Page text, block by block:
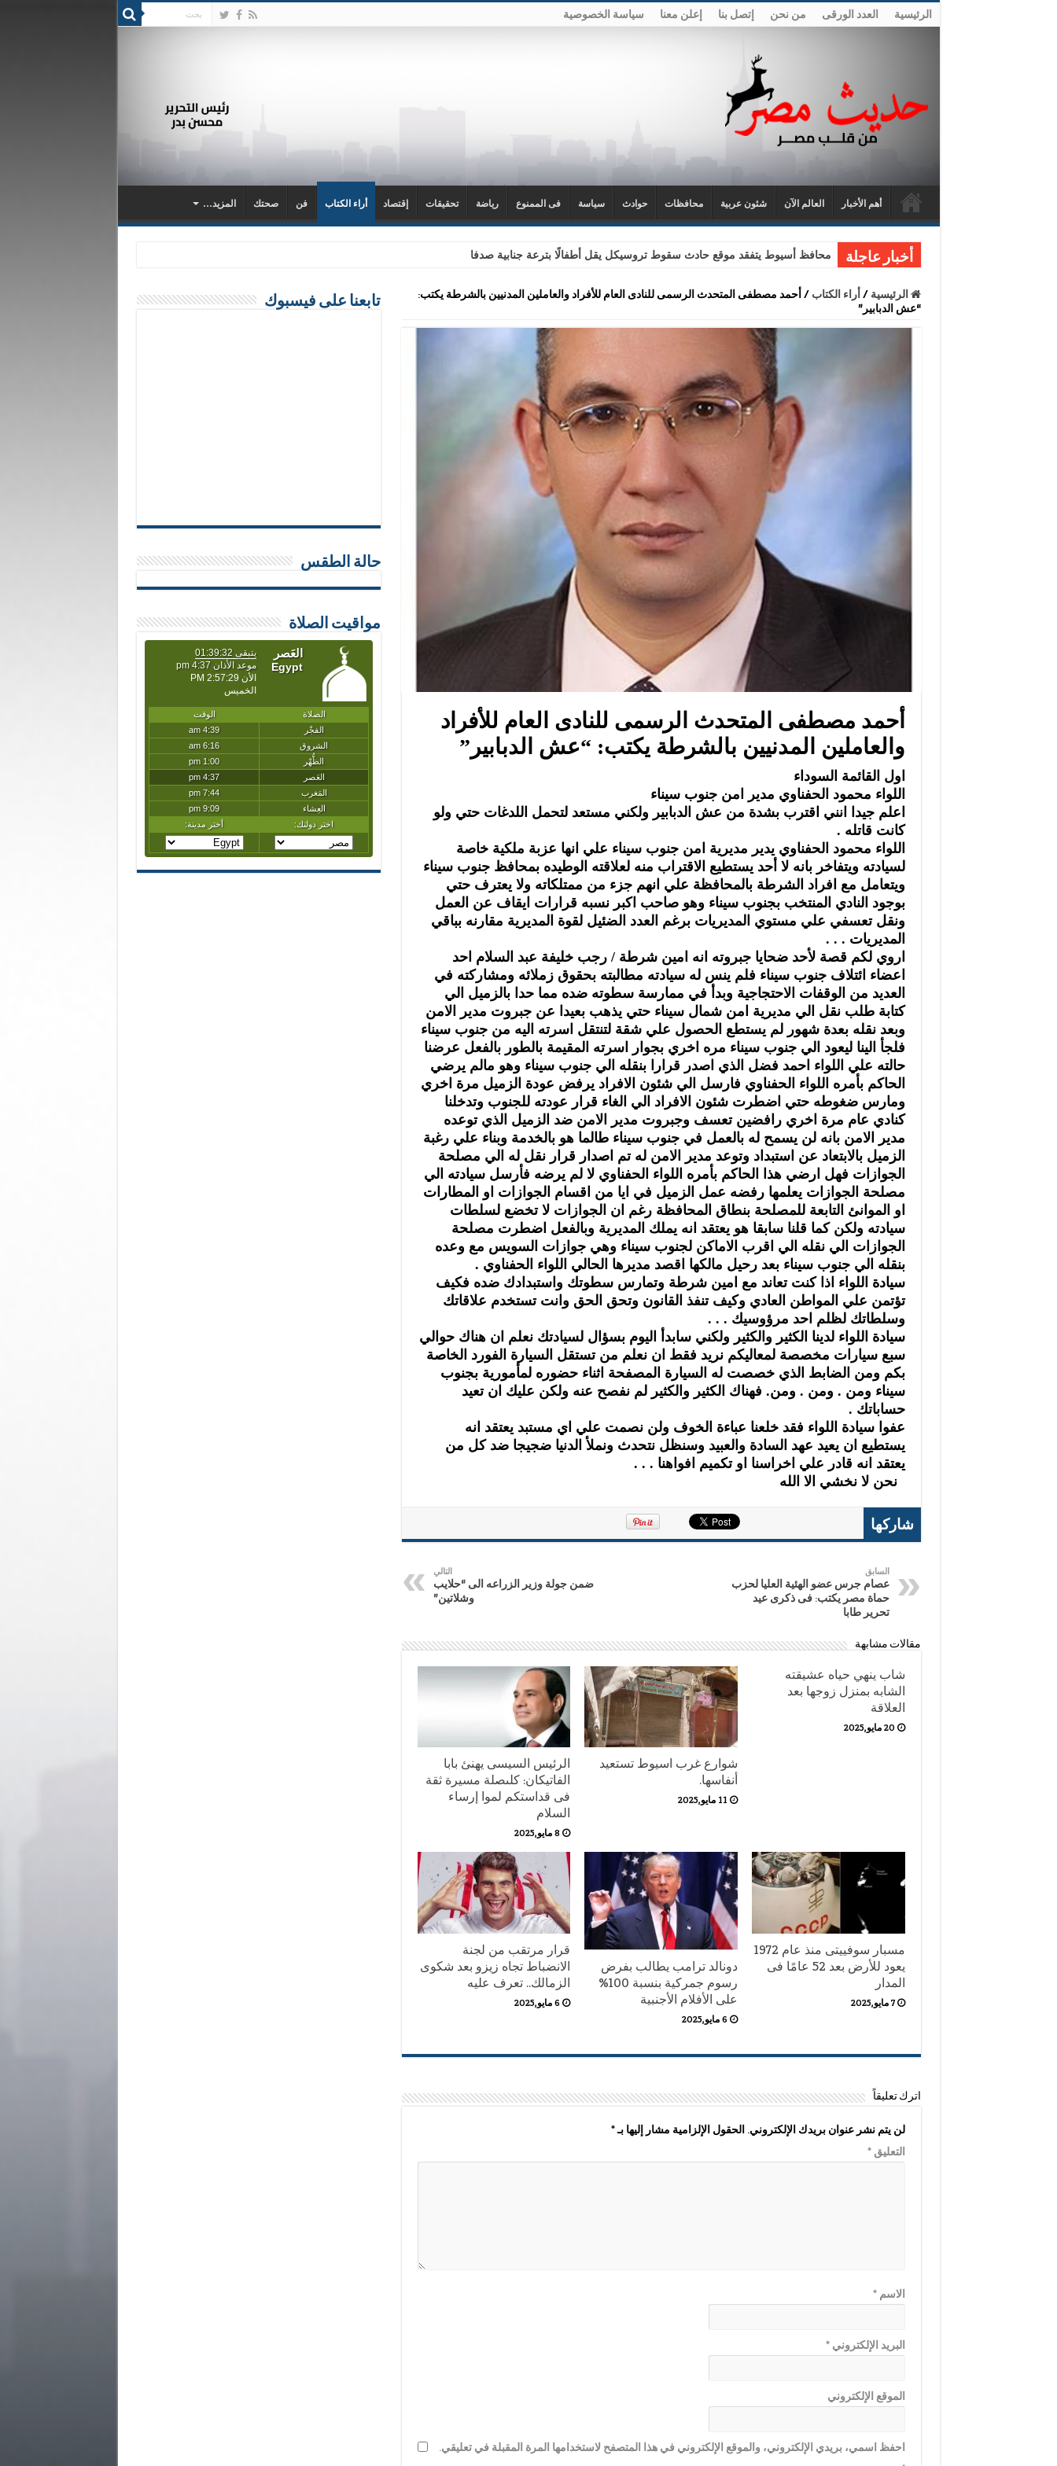
الرئيسية العدد الورقى من نحن إتصل بنا إعلن معنا سياسة الخصوصية
أهم الأخبار العالم الآن شئون عربية محافظات حوادث سياسة فى الممنوع رياضة تحقيقات إقتصاد أراء الكتاب فن صحتك المزيد…
أخبار عاجلة محافظ أسيوط يتفقد موقع حادث سقوط تروسيكل يقل أطفالًا بترعة جنابية صدفا
الرئيسية /أراء الكتاب /أحمد مصطفى المتحدث الرسمى للنادى العام للأفراد والعاملين المدنيين بالشرطة يكتب:
“عش الدبابير”
أحمد مصطفى المتحدث الرسمى للنادى العام للأفراد
والعاملين المدنيين بالشرطة يكتب: “عش الدبابير”
اول القائمة السوداء
اللواء محمود الحفناوي مدير امن جنوب سيناء
اعلم جيدا انني اقترب بشدة من عش الدبابير ولكني مستعد لتحمل اللدغات حتي ولو
كانت قاتله .
اللواء محمود الحفناوي يدير مديرية امن جنوب سيناء علي انها عزبة ملكية خاصة
لسيادته ويتفاخر بانه لا أحد يستطيع الاقتراب منه لعلاقته الوطيده بمحافظ جنوب سيناء
ويتعامل مع افراد الشرطة بالمحافظة علي انهم جزء من ممتلكاته ولا يعترف حتي
بوجود النادي المنتخب بجنوب سيناء وهو صاحب اكبر نسبه قرارات ايقاف عن العمل
ونقل تعسفي علي مستوي المديريات برغم العدد الضئيل لقوة المديرية مقارنه بباقي
المديريات . . .
اروي لكم قصة لأحد ضحايا جبروته انه امين شرطة / رجب خليفة عبد السلام احد
اعضاء ائتلاف جنوب سيناء فلم ينس له سيادته مطالبته بحقوق زملائه ومشاركته في
العديد من الوقفات الاحتجاجية وبدأ في ممارسة سطوته ضده مما حدا بالزميل الي
كتابة طلب نقل الي مديرية امن شمال سيناء حتي يذهب بعيدا عن جبروت مدير الامن
وبعد نقله بعدة شهور لم يستطع الحصول علي شقة لتنتقل اسرته اليه من جنوب سيناء
فلجأ الينا ليعود الي جنوب سيناء مره اخري بجوار اسرته المقيمة بالطور بالفعل عرضنا
حالته علي اللواء احمد فضل الذي اصدر قرارا بنقله الي جنوب سيناء وهو مالم يرضي
الحاكم بأمره اللواء الحفناوي فارسل الي شئون الافراد يرفض عودة الزميل مرة اخري
ومارس ضغوطه حتي اضطرت شئون الافراد الي الغاء قرار عودته للجنوب وتدخلنا
كنادي عام مرة اخري رافضين تعسف وجبروت مدير الامن ضد الزميل الذي توعده
مدير الامن بانه لن يسمح له بالعمل في جنوب سيناء طالما هو بالخدمة وبناء علي رغبة
الزميل بالابتعاد عن استبداد وتوعد مدير الامن له تم اصدار قرار نقل له الي مصلحة
الجوازات فهل ارضي هذا الحاكم بأمره اللواء الحفناوي لا لم يرضه فأرسل سيادته الي
مصلحة الجوازات يعلمها رفضه عمل الزميل في ايا من اقسام الجوازات او المطارات
او الموانئ التابعة للمصلحة بنطاق المحافظة رغم ان الجوازات لا تخضع لسلطات
سيادته ولكن كما قلنا سابقا هو يعتقد انه يملك المديرية وبالفعل اضطرت مصلحة
الجوازات الي نقله الي اقرب الاماكن لجنوب سيناء وهي جوازات السويس مع وعده
بنقله الي جنوب سيناء بعد رحيل مالكها اقصد مديرها الحالي اللواء الحفناوي .
سيادة اللواء اذا كنت تعاند مع امين شرطة وتمارس سطوتك واستبدادك ضده فكيف
تؤتمن علي المواطن العادي وكيف تنفذ القانون وتحق الحق وانت تستخدم علاقاتك
وسلطاتك لظلم احد مرؤوسيك . . .
سيادة اللواء لدينا الكثير والكثير ولكني سابدأ اليوم بسؤال لسيادتك نعلم ان هناك حوالي
سبع سيارات مخصصة لمعاليكم نريد فقط ان نعلم من تستقل السيارة الفورد الخاصة
بكم ومن الضابط الذي خصصت له السيارة المصفحة اثناء حضوره لمأمورية بجنوب
سيناء ومن . ومن . ومن. فهناك الكثير والكثير لم نفصح عنه ولكن عليك ان تعيد
حساباتك .
عفوا سيادة اللواء فقد خلعنا عباءة الخوف ولن نصمت علي اي مستبد يعتقد انه
يستطيع ان يعيد عهد السادة والعبيد وسنظل نتحدث ونملأ الدنيا ضجيجا ضد كل من
يعتقد انه قادر علي اخراسنا او تكميم افواهنا . . .
نحن لا نخشي الا الله
شاركها
السابق
عصام جرس عضو الهئية العليا لحزب
حماة مصر يكتب: فى ذكرى عيد
تحرير طابا
التالي
ضمن جولة وزير الزراعه الى “حلايب
وشلاتين”
مقالات مشابهة
شاب ينهي حياه عشيقته
الشابه بمنزل زوجها بعد
العلاقة
20 مايو,2025
شوارع غرب اسيوط تستعيد
أنفاسها.
11 مايو,2025
الرئيس السيسى يهنئ بابا
الفاتيكان: كلىصلة مسيرة ثقة
فى قداستكم لموا إرساء
السلام
8 مايو,2025
مسبار سوفييتى منذ عام 1972
يعود للأرض بعد 52 عامًا فى
المدار
7 مايو,2025
دونالد ترامب يطالب بفرض
رسوم جمركية بنسبة 100%
على الأفلام الأجنبية
6 مايو,2025
قرار مرتقب من لجنة
الانضباط تجاه زيزو بعد شكوى
الزمالك.. تعرف عليه
6 مايو,2025
اترك تعليقاً
لن يتم نشر عنوان بريدك الإلكتروني. الحقول الإلزامية مشار إليها بـ*
التعليق*
الاسم*
البريد الإلكتروني*
الموقع الإلكتروني
احفظ اسمي، بريدي الإلكتروني، والموقع الإلكتروني في هذا المتصفح لاستخدامها المرة المقبلة في تعليقي.
تابعنا على فيسبوك
حالة الطقس
مواقيت الصلاة